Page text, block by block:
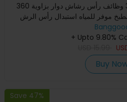
رأس رشاش حوض المطبخ 3 وظائف رأس رشاش دوار بزاوية 360
موفر للمياه استبدال رأس الرش
+ Upto 9.80%
Buy
Save 47%